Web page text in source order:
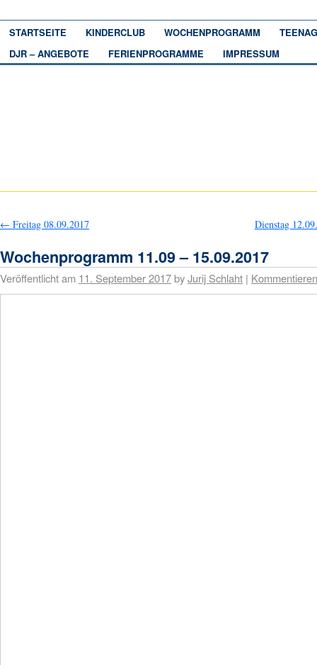
STARTSEITE KINDERCLUB WOCHENPROGRAMM
DJR – ANGEBOTE
FERIENPROGRAMME IMPRESSUM
← Freitag 08.09.2017 Dienstag
Wochenprogramm 11.09 – 15.09.2017
Veröffentlicht am 11. September 2017byJurij Schlaht | Kommentieren